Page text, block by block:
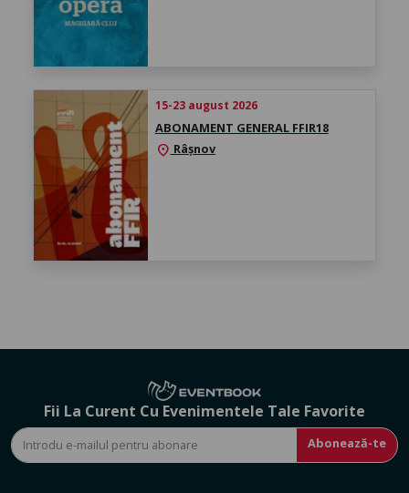
15-23 august 2026
ABONAMENT GENERAL FFIR18
location_on Râșnov
Fii La Curent Cu Evenimentele Tale Favorite
Abonează-te